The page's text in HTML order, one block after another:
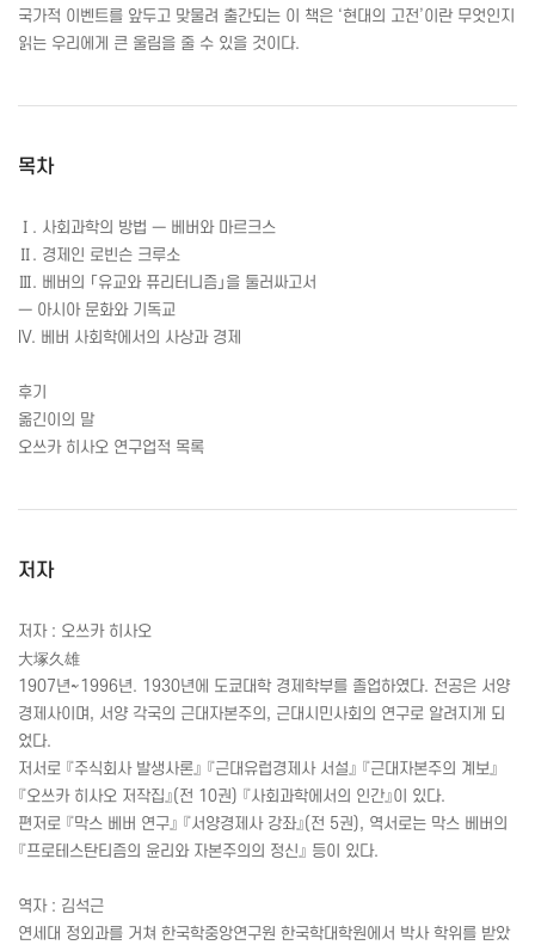
국가적 이벤트를 앞두고 맞물려 출간되는 이 책은 ‘현대의 고전’이란 무엇인지
읽는 우리에게 큰 울림을 줄 수 있을 것이다.
목차
Ⅰ. 사회과학의 방법 ― 베버와 마르크스
Ⅱ. 경제인 로빈슨 크루소
Ⅲ. 베버의 「유교와 퓨리터니즘」을 둘러싸고서
― 아시아 문화와 기독교
IV. 베버 사회학에서의 사상과 경제
후기
옮긴이의 말
오쓰카 히사오 연구업적 목록
저자
저자 : 오쓰카 히사오
大塚久雄
1907년~1996년. 1930년에 도쿄대학 경제학부를 졸업하였다. 전공은 서양
경제사이며, 서양 각국의 근대자본주의, 근대시민사회의 연구로 알려지게 되
었다.
저서로 『주식회사 발생사론』 『근대유럽경제사 서설』 『근대자본주의 계보』
『오쓰카 히사오 저작집』(전 10권) 『사회과학에서의 인간』이 있다.
편저로 『막스 베버 연구』 『서양경제사 강좌』(전 5권), 역서로는 막스 베버의
『프로테스탄티즘의 윤리와 자본주의의 정신』 등이 있다.
역자 : 김석근
연세대 정외과를 거쳐 한국학중앙연구원 한국학대학원에서 박사 학위를 받았